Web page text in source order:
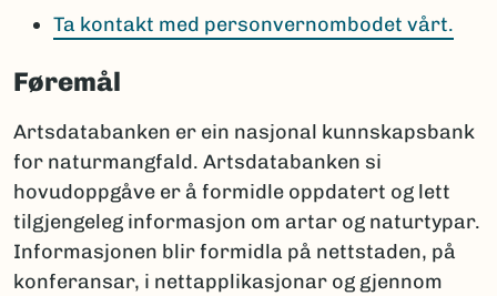
Ta kontakt med personvernombodet vårt.
Føremål
Artsdatabanken er ein nasjonal kunnskapsbank
for naturmangfald. Artsdatabanken si
hovudoppgåve er å formidle oppdatert og lett
tilgjengeleg informasjon om artar og naturtypar.
Informasjonen blir formidla på nettstaden, på
konferansar, i nettapplikasjonar og gjennom